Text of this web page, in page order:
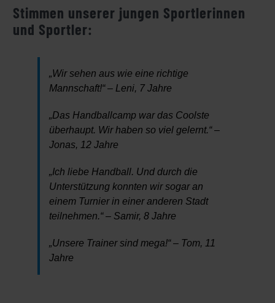
Stimmen unserer jungen Sportlerinnen
und Sportler:
„Wir sehen aus wie eine richtige
Mannschaft!“ – Leni, 7 Jahre
„Das Handballcamp war das Coolste
überhaupt. Wir haben so viel gelernt.“ –
Jonas, 12 Jahre
„Ich liebe Handball. Und durch die
Unterstützung konnten wir sogar an
einem Turnier in einer anderen Stadt
teilnehmen.“ – Samir, 8 Jahre
„Unsere Trainer sind mega!“ – Tom, 11
Jahre